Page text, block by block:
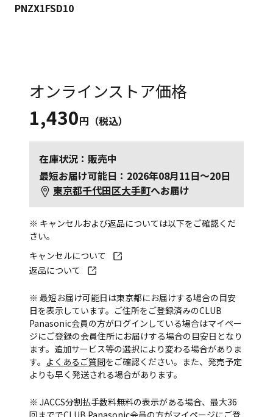
PNZX1FSD10
オンラインストア価格
1,430円（税込）
在庫状況：販売中
最短お届け可能日：2026年08月11日～20日
東京都千代田区大手町へお届け
※ キャンセルおよび返品については以下をご確認くだ
さい。
キャンセルについて
返品について
※ 最短お届け可能日は東京都にお届けする場合の目安
日を表示しています。ご住所をご登録済みのCLUB
Panasonic会員の方がログインしている場合はマイペー
ジにご登録の会員住所にお届けする場合の目安日となり
ます。追加サービス等の選択により変わる場合がありま
す。 よくあるご質問をご確認ください。また、発売予定
よりも早く発送される場合があります。
※ JACCS分割払手数料無料の表示がある場合、最大36
回まででCLUB Panasonic会員の方がマイページにご登